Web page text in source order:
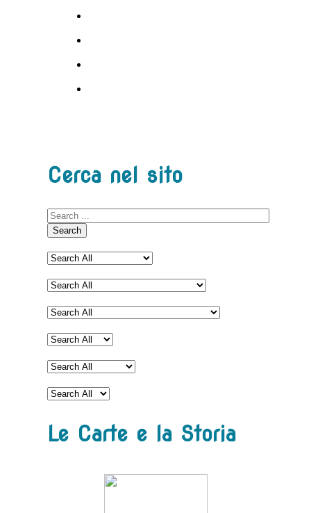
Cerca nel sito
Search
Le Carte e la Storia